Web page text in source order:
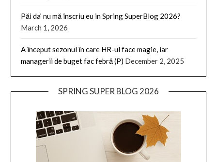
Păi da’ nu mă înscriu eu in Spring SuperBlog 2026?
March 1, 2026
A început sezonul în care HR-ul face magie, iar
managerii de buget fac febră (P) December 2, 2025
SPRING SUPER BLOG 2026